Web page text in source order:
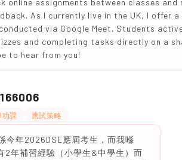
online assignments between classes
As I currently live in the UK, I offer
via Google Meet. Students
and completing tasks directly on a
to hear from you!
166006
功課 應試策略
今年2026DSE應屆考生，而我喺
2年補習經驗（小學生&中學生）而